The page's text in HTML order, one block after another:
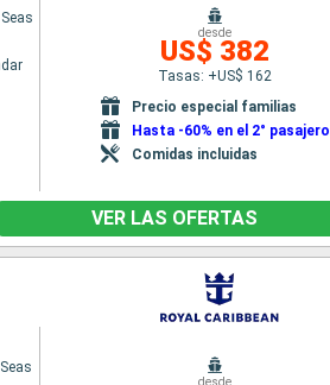
desde
US$ 382
Tasas: +US$ 162
Precio especial familias
Hasta -60% en el 2° pasajero
Comidas incluidas
VER LAS OFERTAS
desde